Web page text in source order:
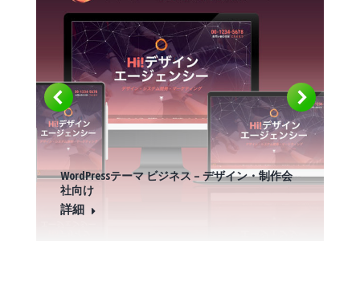
WordPressテーマ ビジネス – デザイン・制作会
社向け
詳細